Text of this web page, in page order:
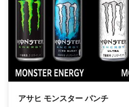
アサヒ モンスター パンチ